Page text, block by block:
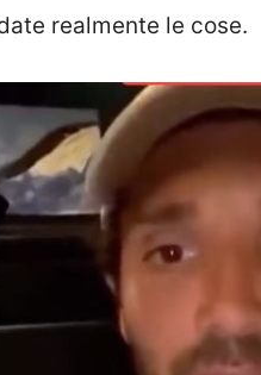
realmente le cose.